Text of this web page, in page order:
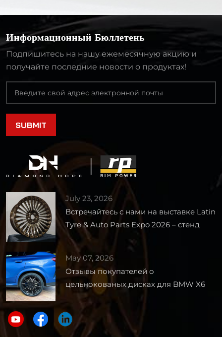
Информационный Бюллетень
Подпишитесь на нашу ежемесячную акцию и
получайте последние новости о продуктах!
July 23, 2026
Встречайтесь с нами на выставке Latin
Tyre & Auto Parts Expo 2026 – стенд
1727
May 07, 2026
Отзывы покупателей о
цельнокованых дисках для BMW X6